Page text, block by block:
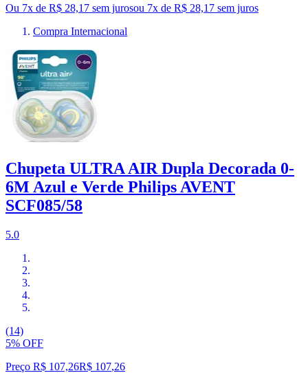
Ou 7x de R$ 28,17 sem jurosou 7x de R$ 28,17 sem juros
Compra Internacional
Chupeta ULTRA AIR Dupla Decorada 0-
6M Azul e Verde Philips AVENT
SCF085/58
5.0
(14)
5% OFF
Preço R$ 107,26R$ 107,26